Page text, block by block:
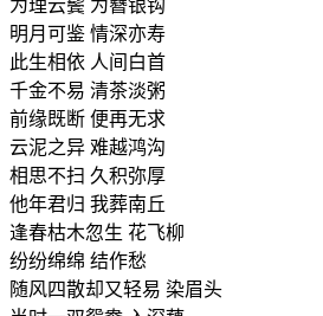
为理云鬓 为簪银钩
明月可鉴 情深亦寿
此生相依 人间白首
千金不易 清茶淡粥
前缘既断 便再无求
云泥之异 难越鸿沟
相思不扫 久积弥厚
他年君归 我葬南丘
逢春枯木忽生 花飞柳
纷纷绵绵 结作愁
随风四散却又轻易 染眉头